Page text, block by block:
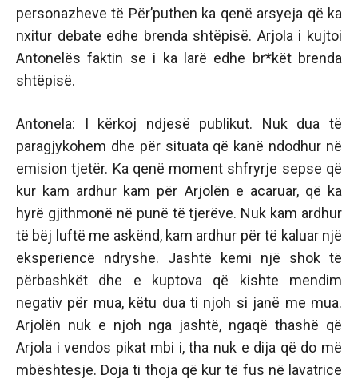
personazheve të Për’puthen ka qenë arsyeja që ka
nxitur debate edhe brenda shtëpisë. Arjola i kujtoi
Antonelës faktin se i ka larë edhe br*kët brenda
shtëpisë.
Antonela: I kërkoj ndjesë publikut. Nuk dua të
paragjykohem dhe për situata që kanë ndodhur në
emision tjetër. Ka qenë moment shfryrje sepse që
kur kam ardhur kam për Arjolën e acaruar, që ka
hyrë gjithmonë në punë të tjerëve. Nuk kam ardhur
të bëj luftë me askënd, kam ardhur për të kaluar një
eksperiencë ndryshe. Jashtë kemi një shok të
përbashkët dhe e kuptova që kishte mendim
negativ për mua, këtu dua ti njoh si janë me mua.
Arjolën nuk e njoh nga jashtë, ngaqë thashë që
Arjola i vendos pikat mbi i, tha nuk e dija që do më
mbështesje. Doja ti thoja që kur të fus në lavatrice